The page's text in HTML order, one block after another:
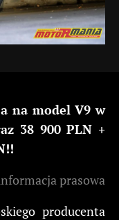
na model V9 w
38 900 PLN +
prasowa
producenta